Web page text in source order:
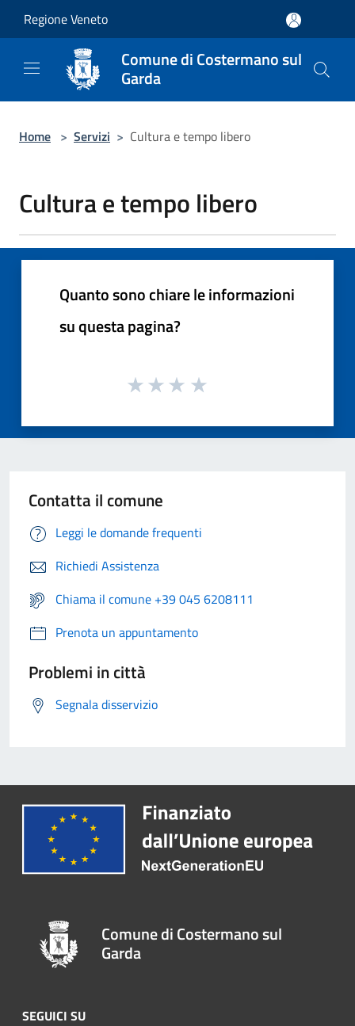
Regione Veneto
Comune di Costermano sul
Garda
Home > Servizi > Cultura e tempo libero
Cultura e tempo libero
Quanto sono chiare le informazioni
su questa pagina?
Contatta il comune
Leggi le domande frequenti
Richiedi Assistenza
Chiama il comune +39 045 6208111
Prenota un appuntamento
Problemi in città
Segnala disservizio
Comune di Costermano sul
Garda
SEGUICI SU